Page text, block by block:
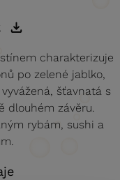
charakterizuje
po zelené jablko,
šťavnatá s
dlouhém závěru.
rybám, sushi a